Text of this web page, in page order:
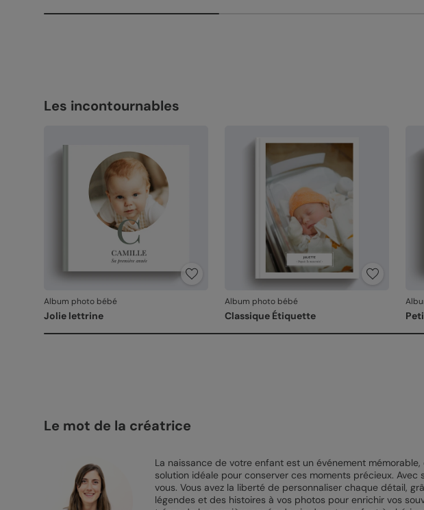
Les incontournables
Album photo bébé
Jolie lettrine
Album photo bébé
Classique Étiquette
Le mot de la créatrice
La naissance de votre enfant est un événement
solution idéale pour conserver ces moments précieux.
vous. Vous avez la liberté de personnaliser chaque détail,
légendes et des histoires à vos photos pour enrichir vos